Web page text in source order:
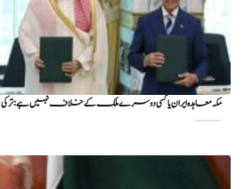
مکہ معاہدہ ایران یا کسی دوسرے ملک کے خلاف نہیں ہے: ترکی